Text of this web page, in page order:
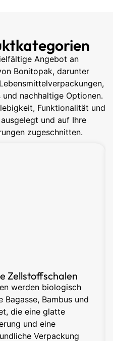
Angebot an
Bonitopak, darunter
nachhaltige Optionen.
Funktionalität und
und auf Ihre
zugeschnitten.
Zellstoffschalen
werden biologisch
Bambus und
die eine glatte
und eine
Verpackung